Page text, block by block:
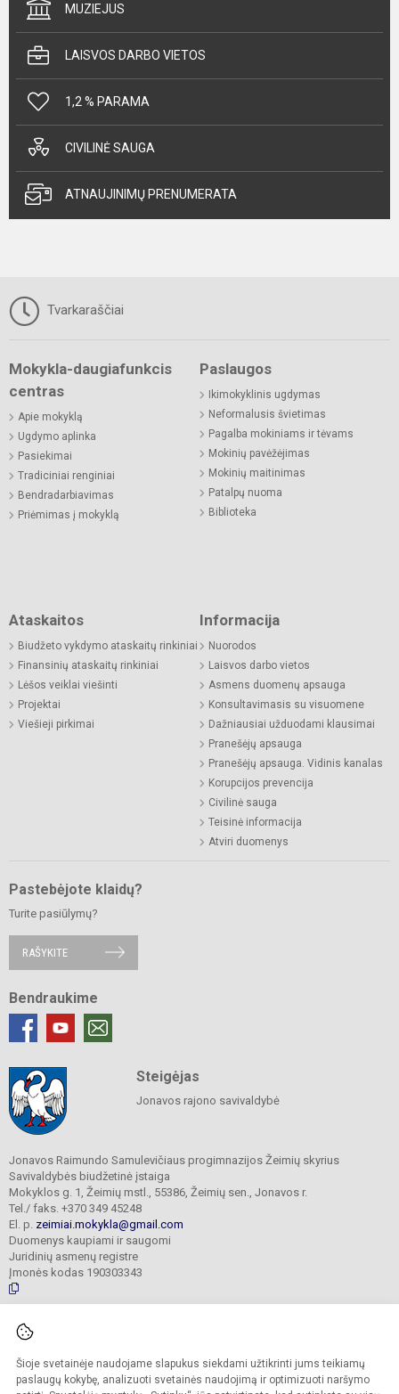
Šioje svetainėje naudojame slapukus siekdami užtikrinti jums teikiamų
paslaugų kokybę, analizuoti svetainės naudojimą ir optimizuoti naršymo
MUZIEJUS
LAISVOS DARBO VIETOS
1,2 % PARAMA
CIVILINĖ SAUGA
ATNAUJINIMŲ PRENUMERATA
Tvarkaraščiai
Mokykla-daugiafunkcis
centras
Apie mokyklą
Ugdymo aplinka
Pasiekimai
Tradiciniai renginiai
Bendradarbiavimas
Priėmimas į mokyklą
Paslaugos
Ikimokyklinis ugdymas
Neformalusis švietimas
Pagalba mokiniams ir tėvams
Mokinių pavėžėjimas
Mokinių maitinimas
Patalpų nuoma
Biblioteka
Ataskaitos
Biudžeto vykdymo ataskaitų rinkiniai
Finansinių ataskaitų rinkiniai
Lėšos veiklai viešinti
Projektai
Viešieji pirkimai
Informacija
Nuorodos
Laisvos darbo vietos
Asmens duomenų apsauga
Konsultavimasis su visuomene
Dažniausiai užduodami klausimai
Pranešėjų apsauga
Pranešėjų apsauga. Vidinis kanalas
Korupcijos prevencija
Civilinė sauga
Teisinė informacija
Atviri duomenys
Pastebėjote klaidų?
Turite pasiūlymų?
RAŠYKITE
Bendraukime
Steigėjas
Jonavos rajono savivaldybė
Jonavos Raimundo Samulevičiaus progimnazijos Žeimių skyrius
Savivaldybės biudžetinė įstaiga
Mokyklos g. 1, Žeimių mstl., 55386, Žeimių sen., Jonavos r.
Tel./ faks. +370 349 45248
El. p. zeimiai.mokykla@gmail.com
Duomenys kaupiami ir saugomi
Juridinių asmenų registre
Įmonės kodas 190303343
© 2025. Jonavos Raimundo Samulevičiaus progimnazija Žeimių skyrius. Visos
Kopijuoti turinį be raštiško įstaigos administracijos sutikimo griežtai draudžiama.